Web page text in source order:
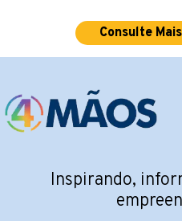
Consulte
Inspirando,